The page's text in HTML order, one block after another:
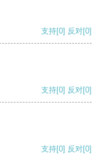
支持[0] 反对[0]
支持[0] 反对[0]
支持[0] 反对[0]